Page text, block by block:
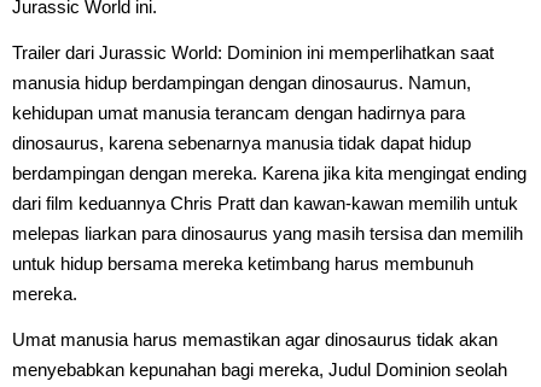
Jurassic World ini.
Trailer dari Jurassic World: Dominion ini memperlihatkan saat
manusia hidup berdampingan dengan dinosaurus. Namun,
kehidupan umat manusia terancam dengan hadirnya para
dinosaurus, karena sebenarnya manusia tidak dapat hidup
berdampingan dengan mereka. Karena jika kita mengingat ending
dari film keduannya Chris Pratt dan kawan-kawan memilih untuk
melepas liarkan para dinosaurus yang masih tersisa dan memilih
untuk hidup bersama mereka ketimbang harus membunuh
mereka.
Umat manusia harus memastikan agar dinosaurus tidak akan
menyebabkan kepunahan bagi mereka, Judul Dominion seolah